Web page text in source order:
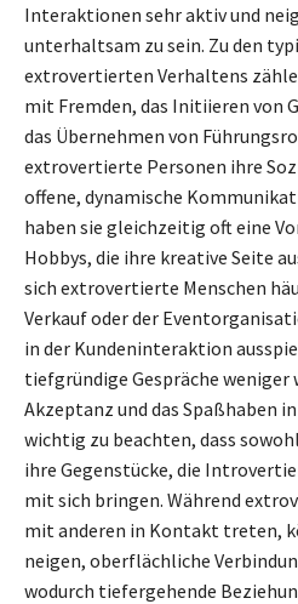
Interaktionen sehr aktiv und
unterhaltsam zu sein. Zu den
extrovertierten Verhaltens
mit Fremden, das Initiieren von
das Übernehmen von
extrovertierte Personen ihre
offene, dynamische
haben sie gleichzeitig oft eine
Hobbys, die ihre kreative Seite
sich extrovertierte Menschen
Verkauf oder der
in der Kundeninteraktion
tiefgründige Gespräche
Akzeptanz und das Spaßhaben
wichtig zu beachten, dass
ihre Gegenstücke, die
mit sich bringen. Während
mit anderen in Kontakt treten,
neigen, oberflächliche
wodurch tiefergehende